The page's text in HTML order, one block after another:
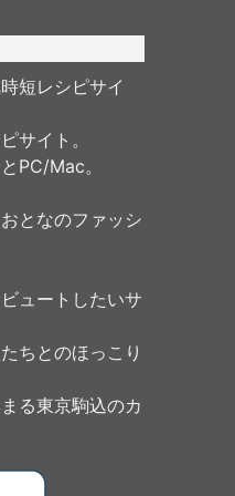
短レシピサイ
サイト。
PC/Mac。
となのファッシ
ュートしたいサ
ちとのほっこり
る東京駒込のカ